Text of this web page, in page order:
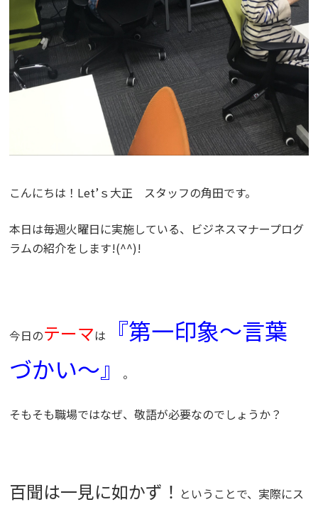
こんにちは！Let’ｓ大正 スタッフの角田です。
本日は毎週火曜日に実施している、ビジネスマナープログ
ラムの紹介をします!(^^)!
今日のテーマは
『第一印象～言葉
づかい～』
。
そもそも職場ではなぜ、敬語が必要なのでしょうか？
百聞は一見に如かず！ ということで、実際にス